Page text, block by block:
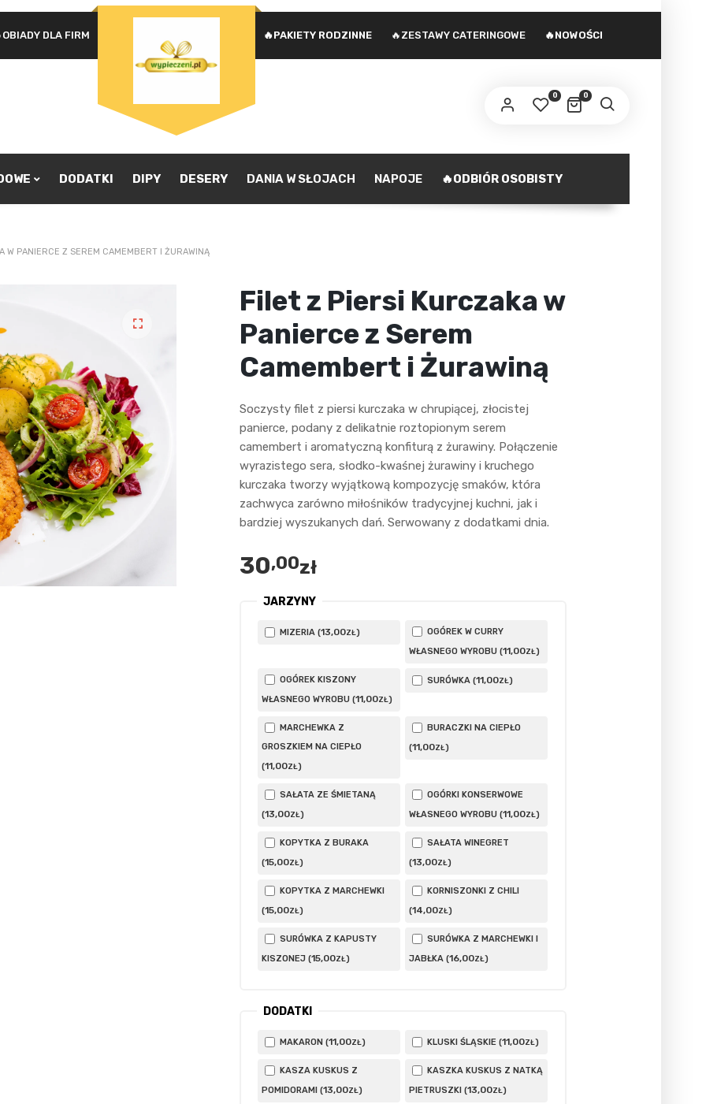
🔥PAKIETY RODZINNE 🔥ZESTAWY CATERINGOWE 🔥NOWOŚCI
DLA FIRM
0
0
ZALOGUJ SIĘ
Nie pamiętasz hasła?
Administratorem danych osobowych podanych w formularzu
związane opisane są na stroniepolityka prywatności.
DODATKI DIPY DESERY DANIA W SŁOJACH NAPOJE 🔥ODBIÓR OSOBISTY
W PANIERCE Z SEREM CAMEMBERT I ŻURAWINĄ
Filet z Piersi Kurczaka w
Panierce z Serem
Camembert i Żurawiną
Soczysty filet z piersi kurczaka w chrupiącej, złocistej
panierce, podany z delikatnie roztopionym serem
camembert i aromatyczną konfiturą z żurawiny. Połączenie
wyrazistego sera, słodko-kwaśnej żurawiny i kruchego
kurczaka tworzy wyjątkową kompozycję smaków, która
zachwyca zarówno miłośników tradycyjnej kuchni, jak i
bardziej wyszukanych dań. Serwowany z dodatkami dnia.
30,00zł
JARZYNY
MIZERIA (13,00ZŁ)
OGÓREK W CURRY
WŁASNEGO WYROBU (11,00ZŁ)
OGÓREK KISZONY
WŁASNEGO WYROBU (11,00ZŁ)
SURÓWKA (11,00ZŁ)
MARCHEWKA Z
GROSZKIEM NA CIEPŁO
(11,00ZŁ)
BURACZKI NA CIEPŁO
(11,00ZŁ)
SAŁATA ZE ŚMIETANĄ
(13,00ZŁ)
OGÓRKI KONSERWOWE
WŁASNEGO WYROBU (11,00ZŁ)
KOPYTKA Z BURAKA
(15,00ZŁ)
SAŁATA WINEGRET
(13,00ZŁ)
KOPYTKA Z MARCHEWKI
(15,00ZŁ)
KORNISZONKI Z CHILI
(14,00ZŁ)
SURÓWKA Z KAPUSTY
KISZONEJ (15,00ZŁ)
SURÓWKA Z MARCHEWKI I
JABŁKA (16,00ZŁ)
DODATKI
MAKARON (11,00ZŁ) KLUSKI ŚLĄSKIE (11,00ZŁ)
KASZA KUSKUS Z
POMIDORAMI (13,00ZŁ)
KASZKA KUSKUS Z NATKĄ
PIETRUSZKI (13,00ZŁ)